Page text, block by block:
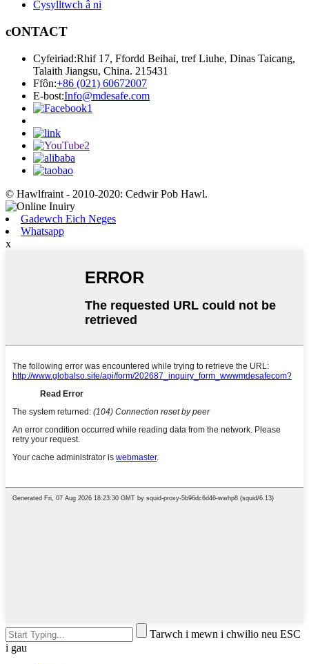
Cysylltwch â ni
cONTACT
Cyfeiriad:Rhif 17, Ffordd Beihai, tref Liuhe, Dinas Taicang,
Talaith Jiangsu, China. 215431
Ffôn:+86 (021) 60672007
E-bost:Info@mdesafe.com
© Hawlfraint - 2010-2020: Cedwir Pob Hawl.
Gadewch Eich Neges
Whatsapp
x
Tarwch i mewn i chwilio neu ESC
i gau